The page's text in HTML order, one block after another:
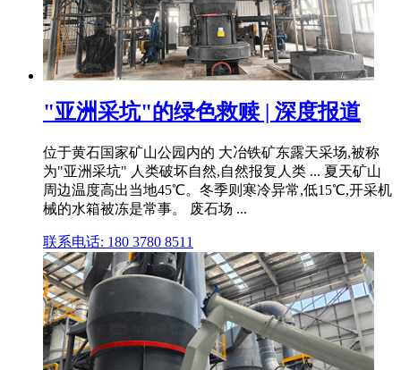
"亚洲采坑"的绿色救赎 | 深度报道
位于黄石国家矿山公园内的 大冶铁矿东露天采场,被称
为"亚洲采坑" 人类破坏自然,自然报复人类 ... 夏天矿山
周边温度高出当地45℃。冬季则寒冷异常,低15℃,开采机
械的水箱被冻是常事。 废石场 ...
联系电话: 180 3780 8511